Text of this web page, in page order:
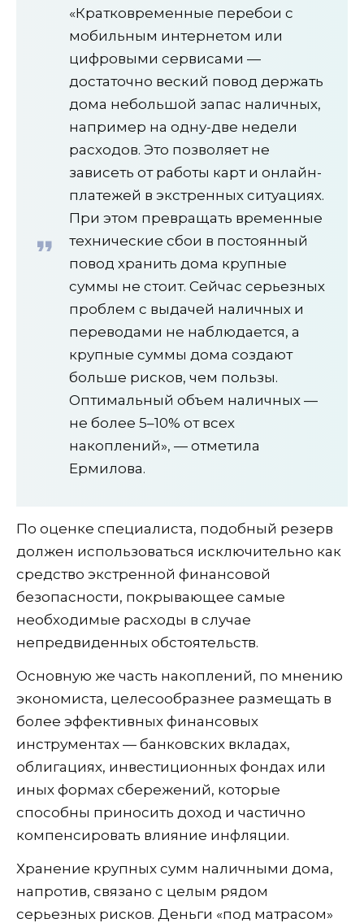
«Кратковременные перебои с
мобильным интернетом или
цифровыми сервисами —
достаточно веский повод держать
дома небольшой запас наличных,
например на одну-две недели
расходов. Это позволяет не
зависеть от работы карт и онлайн-
платежей в экстренных ситуациях.
При этом превращать временные
технические сбои в постоянный
повод хранить дома крупные
суммы не стоит. Сейчас серьезных
проблем с выдачей наличных и
переводами не наблюдается, а
крупные суммы дома создают
больше рисков, чем пользы.
Оптимальный объем наличных —
не более 5–10% от всех
накоплений», — отметила
Ермилова.
По оценке специалиста, подобный резерв
должен использоваться исключительно как
средство экстренной финансовой
безопасности, покрывающее самые
необходимые расходы в случае
непредвиденных обстоятельств.
Основную же часть накоплений, по мнению
экономиста, целесообразнее размещать в
более эффективных финансовых
инструментах — банковских вкладах,
облигациях, инвестиционных фондах или
иных формах сбережений, которые
способны приносить доход и частично
компенсировать влияние инфляции.
Хранение крупных сумм наличными дома,
напротив, связано с целым рядом
серьезных рисков. Деньги «под матрасом»